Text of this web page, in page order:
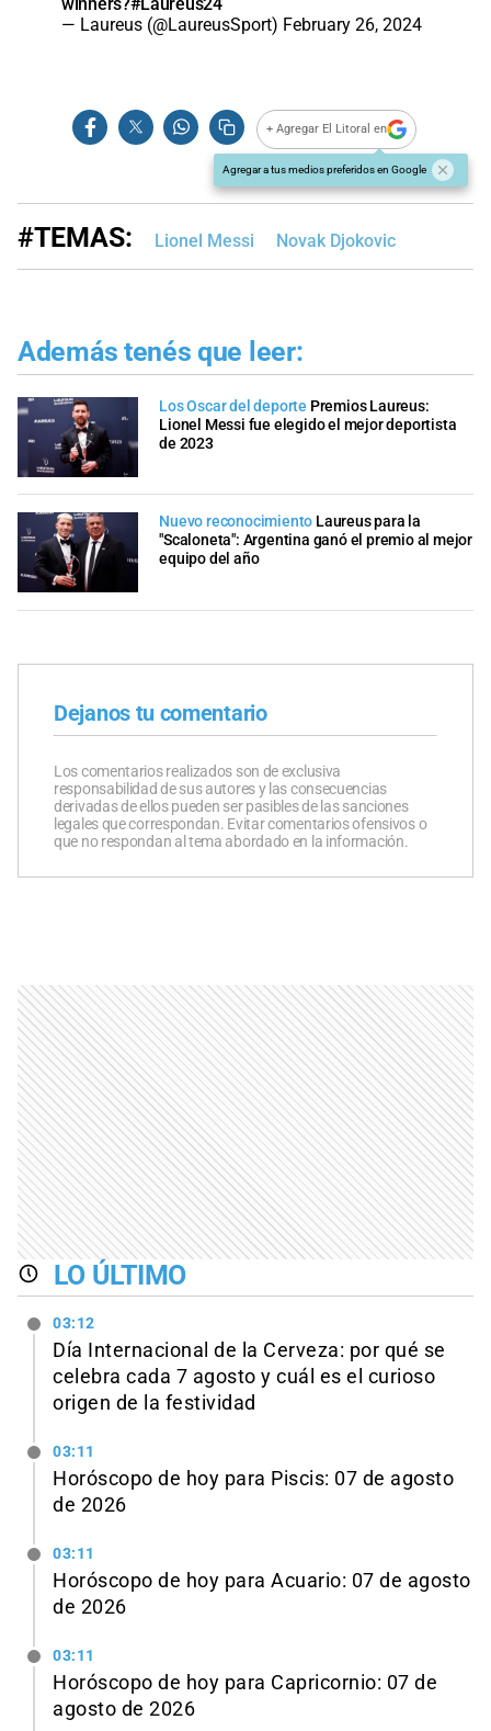
— Laureus (@LaureusSport) February 26, 2024
+ Agregar El Litoral en
Agregar a tus medios preferidos en Google
#TEMAS: Lionel Messi Novak Djokovic
Además tenés que leer:
Los Oscar del deporte Premios Laureus:
Lionel Messi fue elegido el mejor deportista
de 2023
Nuevo reconocimiento Laureus para la
"Scaloneta": Argentina ganó el premio al mejor
equipo del año
Dejanos tu comentario
Los comentarios realizados son de exclusiva
responsabilidad de sus autores y las consecuencias
derivadas de ellos pueden ser pasibles de las sanciones
legales que correspondan. Evitar comentarios ofensivos o
que no respondan al tema abordado en la información.
LO ÚLTIMO
03:12
Día Internacional de la Cerveza: por qué se
celebra cada 7 agosto y cuál es el curioso
origen de la festividad
03:11
Horóscopo de hoy para Piscis: 07 de agosto
de 2026
03:11
Horóscopo de hoy para Acuario: 07 de agosto
de 2026
03:11
Horóscopo de hoy para Capricornio: 07 de
agosto de 2026